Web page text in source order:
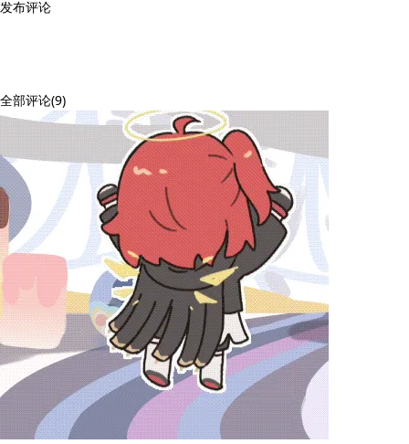
发布评论
全部评论(9)